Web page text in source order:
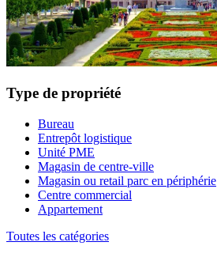
Type de propriété
Bureau
Entrepôt logistique
Unité PME
Magasin de centre-ville
Magasin ou retail parc en périphérie
Centre commercial
Appartement
Toutes les catégories